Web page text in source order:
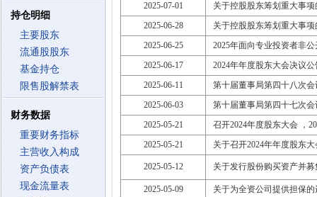
持仓明细
主要股东
流通股股东
基金持仓
限售股解禁表
财务数据
重要财务指标
主营收入构成
资产负债表
现金流量表
2025-07-01
关于控股股东筹划重大事
2025-06-28
关于控股股东筹划重大事
2025-06-25
2025年面向专业投资者非
2025-06-17
2024年年度股东大会决议公
2025-06-11
第十届董事局第四十八次
2025-06-03
第十届董事局第四十七次
2025-05-21
召开2024年度股东大会 ，
2025-05-21
关于召开2024年年度股东
2025-05-12 关于发行股份购买资产并
2025-05-09
关于为全资公司提供担保